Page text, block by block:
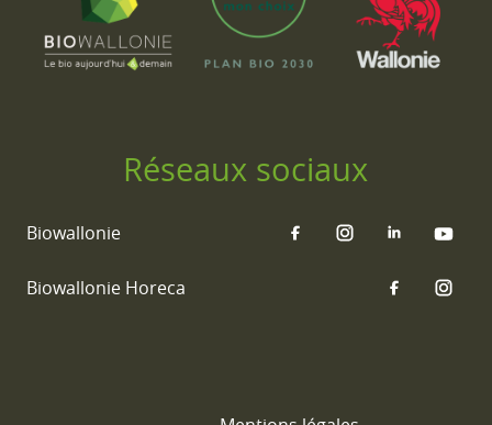
Réseaux sociaux
Biowallonie
Biowallonie Horeca